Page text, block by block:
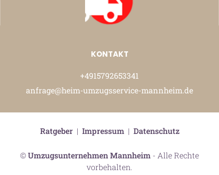
KONTAKT
+4915792653341
anfrage@heim-umzugsservice-mannheim.de
©Umzugsunternehmen Mannheim - Alle Rechte
vorbehalten.
Ratgeber| Impressum| Datenschutz